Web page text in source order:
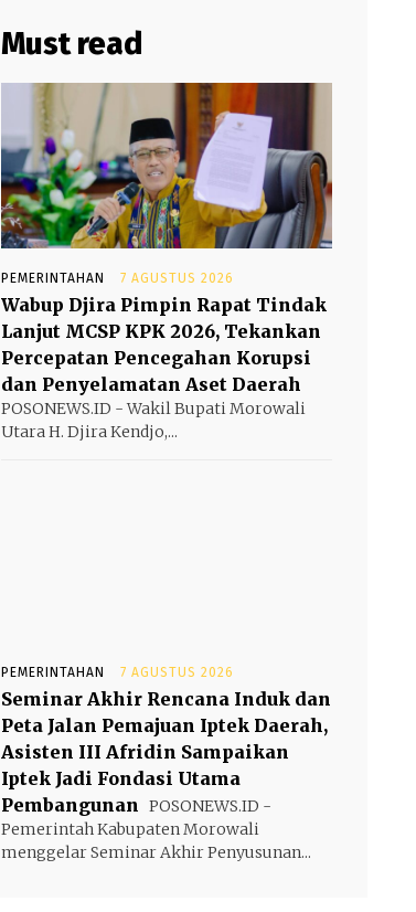
Must read
PEMERINTAHAN 7 AGUSTUS 2026
Wabup Djira Pimpin Rapat Tindak
Lanjut MCSP KPK 2026, Tekankan
Percepatan Pencegahan Korupsi
dan Penyelamatan Aset Daerah
POSONEWS.ID - Wakil Bupati Morowali
Utara H. Djira Kendjo,...
PEMERINTAHAN 7 AGUSTUS 2026
Seminar Akhir Rencana Induk dan
Peta Jalan Pemajuan Iptek Daerah,
Asisten III Afridin Sampaikan
Iptek Jadi Fondasi Utama
Pembangunan POSONEWS.ID -
Pemerintah Kabupaten Morowali
menggelar Seminar Akhir Penyusunan...